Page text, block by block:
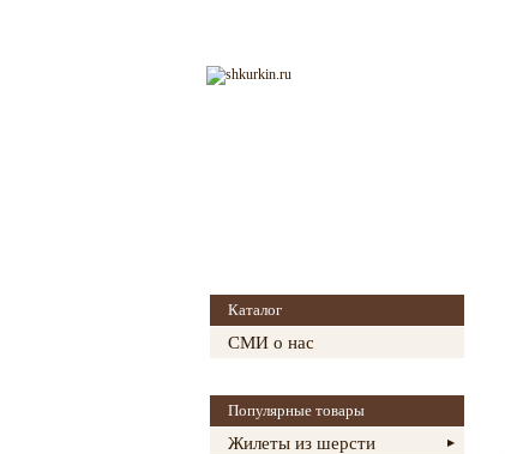
Каталог
СМИ о нас
Популярные товары
Жилеты из шерсти